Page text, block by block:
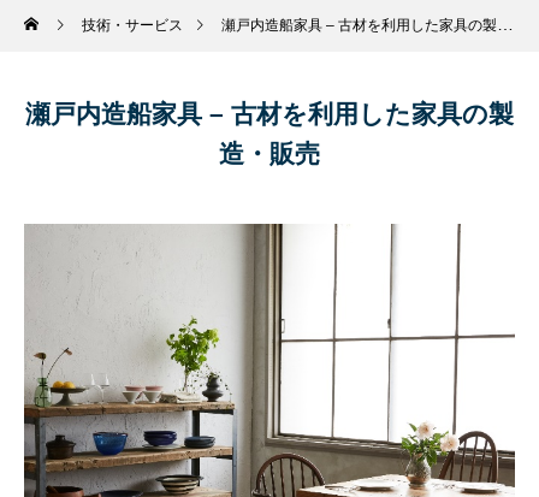
技術・サービス 瀬戸内造船家具 – 古材を利用した家具の製造・販売
瀬戸内造船家具 – 古材を利用した家具の製
造・販売